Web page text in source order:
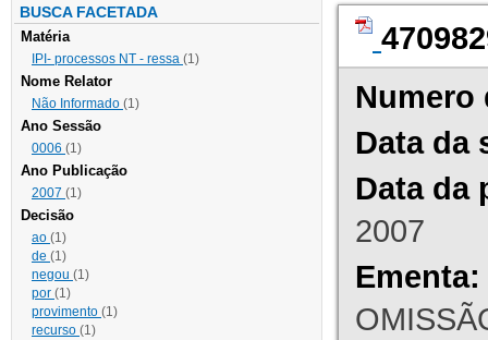
BUSCA FACETADA
Matéria
IPI- processos NT - ressa (1)
Nome Relator
Não Informado (1)
Ano Sessão
0006 (1)
Ano Publicação
2007 (1)
Decisão
ao (1)
de (1)
negou (1)
por (1)
provimento (1)
recurso (1)
Numero
Data da
Data da
2007
Ementa: